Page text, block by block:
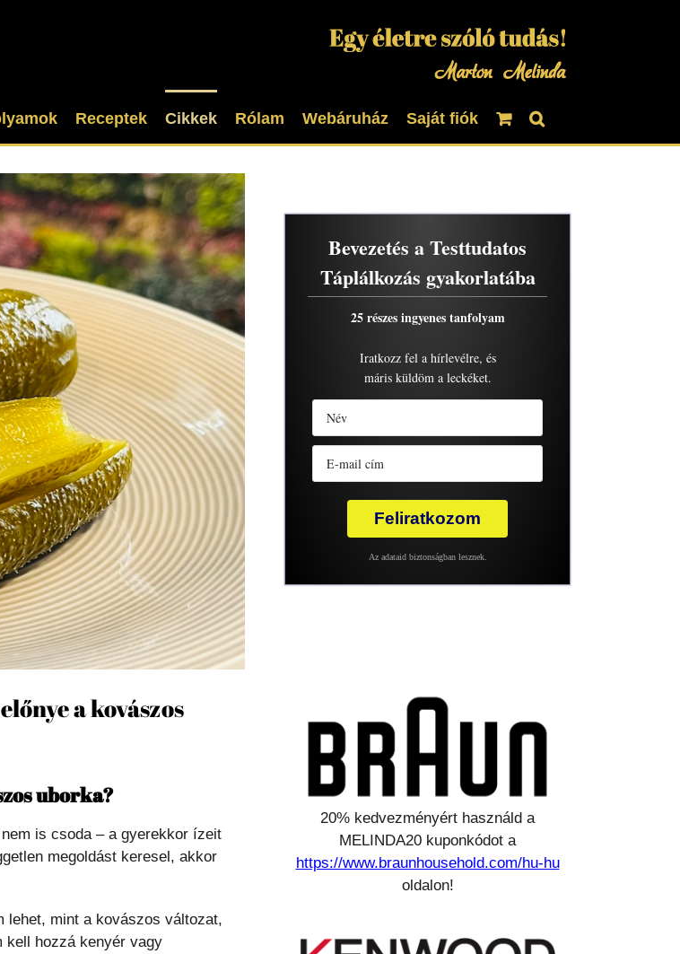
Receptek Cikkek Rólam Webáruház Saját fiók
a kovászos
uborka?
is csoda – a gyerekkor ízeit
megoldást keresel, akkor
lehet, mint a kovászos változat,
kell hozzá kenyér vagy
Bevezetés a Testtudatos
Táplálkozás gyakorlatába
25 részes ingyenes tanfolyam
Iratkozz fel a hírlevélre, és
máris küldöm a leckéket.
Feliratkozom
Az adataid biztonságban lesznek.
20% kedvezményért használd a
MELINDA20 kuponkódot a
https://www.braunhousehold.com/hu-hu
oldalon!